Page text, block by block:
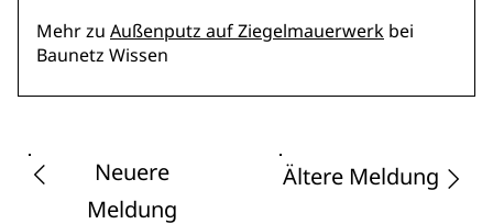
Mehr zu Außenputz auf Ziegelmauerwerk bei
Baunetz Wissen
Neuere
Meldung
Ältere Meldung